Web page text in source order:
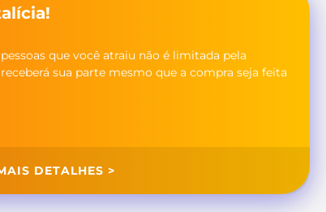
que você atraiu não é limitada pela
sua parte mesmo que a compra seja feita
DETALHES >